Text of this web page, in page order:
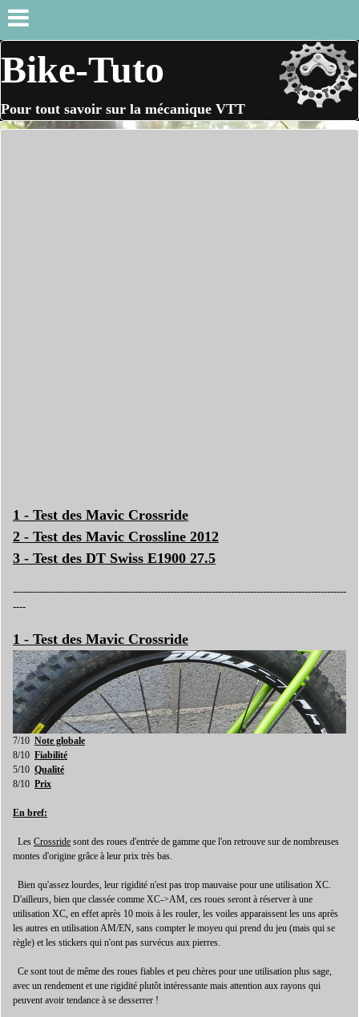
Bike-Tuto
Pour tout savoir sur la mécanique VTT
1 - Test des Mavic Crossride
2 - Test des Mavic Crossline 2012
3 - Test des DT Swiss E1900 27.5
--------------------------------------------------------------------------------------------------------
----
1 - Test des Mavic Crossride
7/10 Note globale
8/10 Fiabilité
5/10 Qualité
8/10 Prix
En bref:
Les Crossride sont des roues d'entrée de gamme que l'on retrouve sur de nombreuses
montes d'origine grâce à leur prix très bas.
Bien qu'assez lourdes, leur rigidité n'est pas trop mauvaise pour une utilisation XC.
D'ailleurs, bien que classée comme XC->AM, ces roues seront à réserver à une
utilisation XC, en effet après 10 mois à les rouler, les voiles apparaissent les uns après
les autres en utilisation AM/EN, sans compter le moyeu qui prend du jeu (mais qui se
règle) et les stickers qui n'ont pas survécus aux pierres.
Ce sont tout de même des roues fiables et peu chères pour une utilisation plus sage,
avec un rendement et une rigidité plutôt intéressante mais attention aux rayons qui
peuvent avoir tendance à se desserrer !